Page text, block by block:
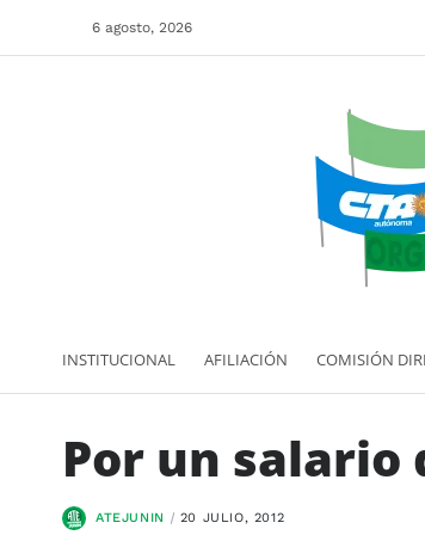
6 agosto, 2026
INSTITUCIONAL AFILIACIÓN COMISIÓN
Por un salario
ATEJUNIN 20 JULIO, 2012